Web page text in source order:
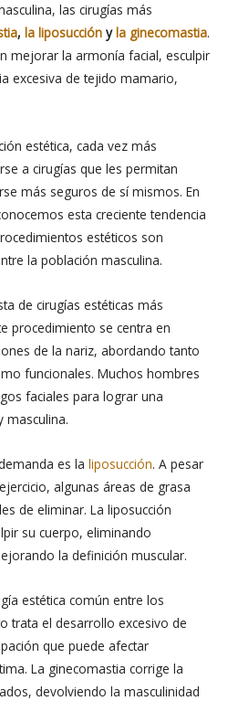
las cirugías más
, la liposucción y la ginecomastia.
mejorar la armonía facial, esculpir
excesiva de tejido mamario,
estética, cada vez más
a cirugías que les permitan
más seguros de sí mismos. En
esta creciente tendencia
estéticos son
la población masculina.
de cirugías estéticas más
procedimiento se centra en
de la nariz, abordando tanto
funcionales. Muchos hombres
faciales para lograr una
masculina.
es la liposucción. A pesar
algunas áreas de grasa
de eliminar. La liposucción
su cuerpo, eliminando
la definición muscular.
estética común entre los
trata el desarrollo excesivo de
que puede afectar
La ginecomastia corrige la
devolviendo la masculinidad